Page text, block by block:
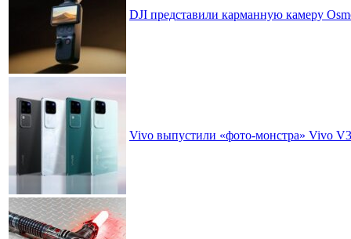
DJI представили карманную камеру
Vivo выпустили «фото-монстра» Vivo